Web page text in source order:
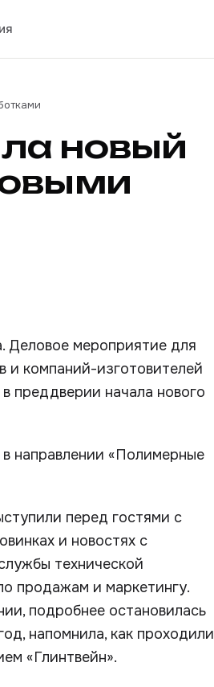
новый
Деловое мероприятие для
и компаний-изготовителей
преддверии начала нового
направлении «Полимерные
перед гостями с
и новостях с
технической
продажам и маркетингу.
подробнее остановилась
напомнила, как проходили
«Глинтвейн».